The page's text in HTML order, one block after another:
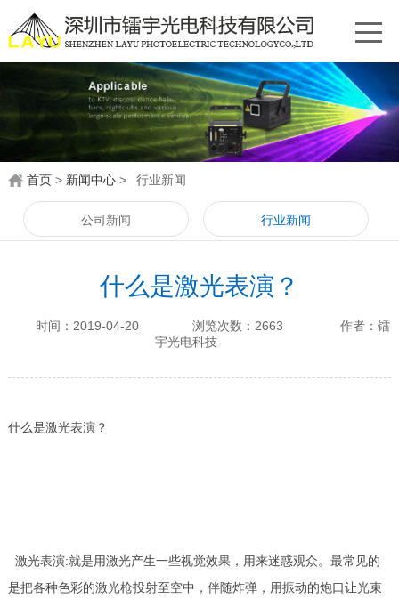
首页 > 新闻中心 > 行业新闻
公司新闻 行业新闻
什么是激光表演？
时间：2019-04-20 浏览次数：2663
作者：镭
宇光电科技
什么是激光表演？
激光表演:就是用激光产生一些视觉效果，用来迷惑观众。最常见的
是把各种色彩的激光枪投射至空中，伴随炸弹，用振动的炮口让光束